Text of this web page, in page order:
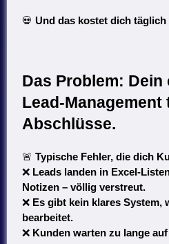
💀 Und das kostet dich täglich
Das Problem:
Lead-Management
Abschlüsse.
🚨 Typische Fehler, die dich
❌ Leads landen in Excel-
Notizen – völlig verstreut.
❌ Es gibt kein klares System,
bearbeitet.
❌ Kunden warten zu lange